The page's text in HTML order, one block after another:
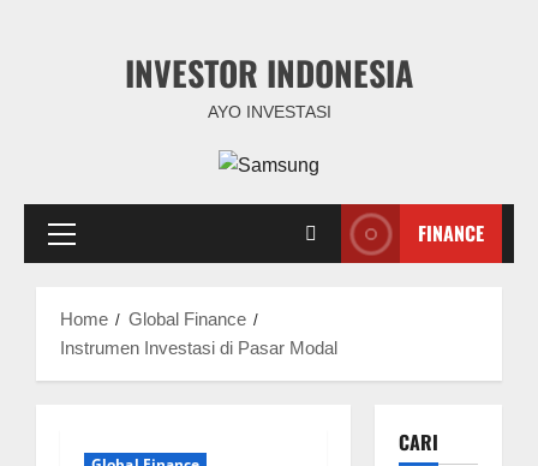
INVESTOR INDONESIA
AYO INVESTASI
Primary
FINANCE
Home
Global Finance
Instrumen Investasi di Pasar Modal
CARI